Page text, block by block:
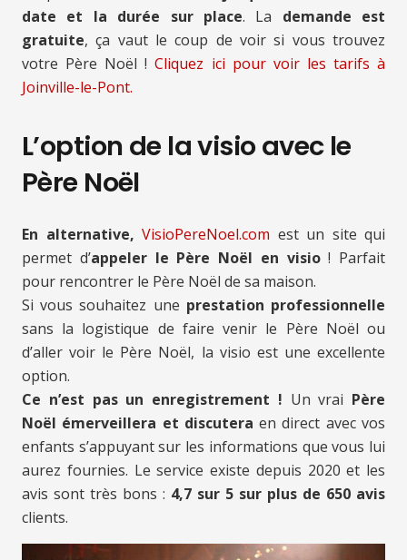
date et la durée sur place. La demande est
gratuite, ça vaut le coup de voir si vous trouvez
votre Père Noël !Cliquez ici pour voir les tarifs à
Joinville-le-Pont.
L’option de la visio avec le
Père Noël
En alternative, VisioPereNoel.com est un site qui
permet d’appeler le Père Noël en visio! Parfait
pour rencontrer le Père Noël de sa maison.
Si vous souhaitez une prestation professionnelle
sans la logistique de faire venir le Père Noël ou
d’aller voir le Père Noël, la visio est une excellente
option.
Ce n’est pas un enregistrement ! Un vrai Père
Noël émerveillera et discutera en direct avec vos
enfants s’appuyant sur les informations que vous lui
aurez fournies. Le service existe depuis 2020 et les
avis sont très bons : 4,7 sur 5 sur plus de 650 avis
clients.